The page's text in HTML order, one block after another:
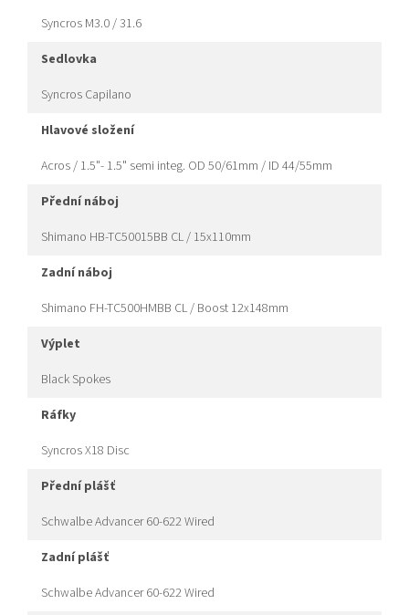
Syncros M3.0 / 31.6
sedlovka
Syncros Capilano
hlavové složení
Acros / 1.5"- 1.5" semi integ. OD 50/61mm / ID 44/55mm
přední náboj
Shimano HB-TC50015BB CL / 15x110mm
zadní náboj
Shimano FH-TC500HMBB CL / Boost 12x148mm
výplet
Black Spokes
ráfky
Syncros X18 Disc
přední plášť
Schwalbe Advancer 60-622 Wired
zadní plášť
Schwalbe Advancer 60-622 Wired